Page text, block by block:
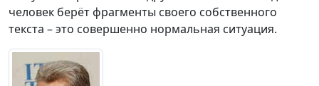
человек берёт фрагменты своего собственного
текста – это совершенно нормальная ситуация.